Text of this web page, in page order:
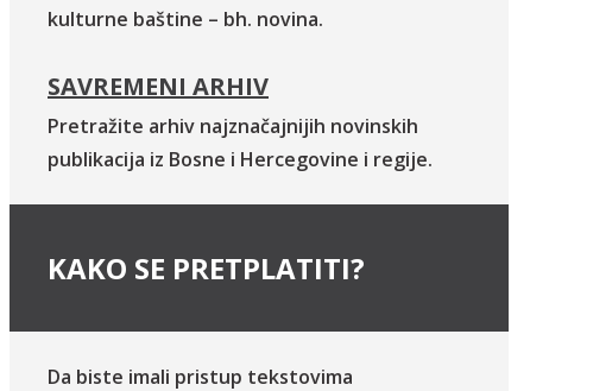
kulturne baštine – bh. novina.
SAVREMENI ARHIV
Pretražite arhiv najznačajnijih novinskih
publikacija iz Bosne i Hercegovine i regije.
KAKO SE PRETPLATITI?
Da biste imali pristup tekstovima